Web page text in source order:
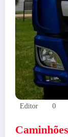
Editor 0